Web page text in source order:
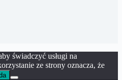
świadczyć usługi na
ze strony oznacza, że